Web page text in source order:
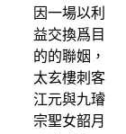
因一場以利
益交換爲目
的的聯姻，
太玄樓刺客
江元與九璿
宗聖女韶月